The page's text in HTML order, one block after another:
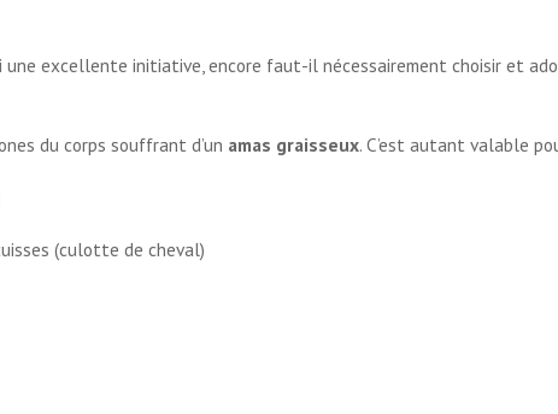
excellente initiative, encore faut-il nécessairement choisir et
du corps souffrant d’un amas graisseux. C’est autant valable
(culotte de cheval)